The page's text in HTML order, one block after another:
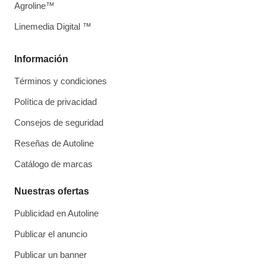
Información
Términos y condiciones
Política de privacidad
Consejos de seguridad
Reseñas de Autoline
Catálogo de marcas
Nuestras ofertas
Publicidad en Autoline
Publicar el anuncio
Publicar un banner
Agroline™
Linemedia Digital ™